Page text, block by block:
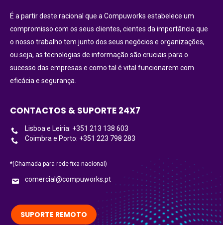
É a partir deste racional que a Compuworks estabelece um
compromisso com os seus clientes, cientes da importância que
o nosso trabalho tem junto dos seus negócios e organizações,
ou seja, as tecnologias de informação são cruciais para o
sucesso das empresas e como tal é vital funcionarem com
eficácia e segurança.
CONTACTOS & SUPORTE 24X7
Lisboa e Leiria: +351 213 138 603
Coimbra e Porto: +351 223 798 283
*(Chamada para rede fixa nacional)
comercial@compuworks.pt
SUPORTE REMOTO